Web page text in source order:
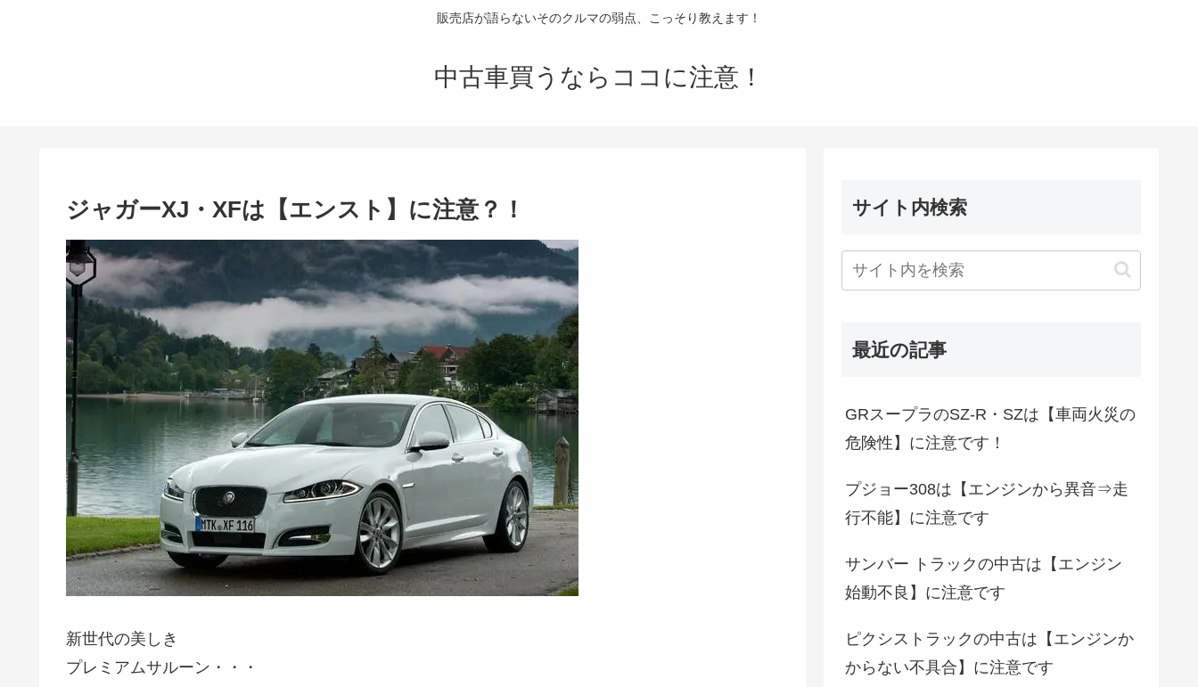
販売店が語らないそのクルマの弱点、こっそり教えます！
中古車買うならココに注意！
ジャガーXJ・XFは【エンスト】に注意？！
新世代の美しき
プレミアムサルーン・・・
サイト内検索
最近の記事
GRスープラのSZ-R・SZは【車両火災の
危険性】に注意です！
プジョー308は【エンジンから異音⇒走
行不能】に注意です
サンバー トラックの中古は【エンジン
始動不良】に注意です
ピクシストラックの中古は【エンジンか
からない不具合】に注意です